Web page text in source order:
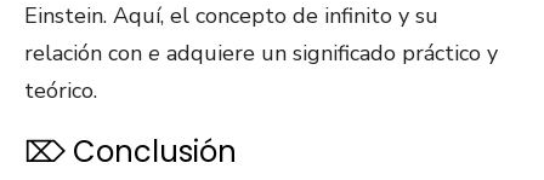
Einstein. Aquí, el concepto de infinito y su
relación con e adquiere un significado práctico y
teórico.
⌦ Conclusión